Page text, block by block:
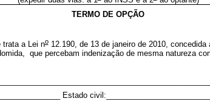
TERMO DE OPÇÃO
trata a Lei no12.190, de 13 de janeiro de 2010,
que percebam indenização de mesma natureza
Estado